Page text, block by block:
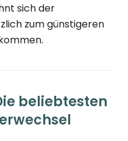
sich der
zum günstigeren
beliebtesten